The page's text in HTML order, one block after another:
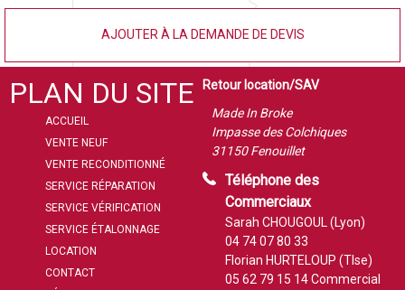
AJOUTER À LA DEMANDE DE DEVIS
PLAN DU SITE
ACCUEIL
VENTE NEUF
VENTE RECONDITIONNÉ
SERVICE RÉPARATION
SERVICE VÉRIFICATION
SERVICE ÉTALONNAGE
LOCATION
CONTACT
Retour location/SAV
Made In Broke
Impasse des Colchiques
31150 Fenouillet
Téléphone des
Commerciaux
Sarah CHOUGOUL (Lyon)
04 74 07 80 33
Florian HURTELOUP (Tlse)
05 62 79 15 14Commercial